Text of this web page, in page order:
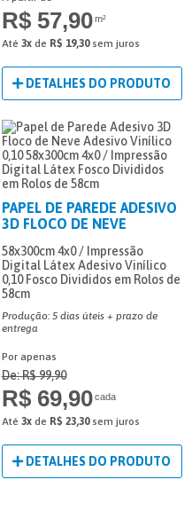
R$ 57,90 m²
Até 3xde R$ 19,30sem juros
DETALHES DO PRODUTO
PAPEL DE PAREDE ADESIVO
3D FLOCO DE NEVE
58x300cm 4x0 / Impressão
Digital Látex Adesivo Vinílico
0,10 Fosco Divididos em Rolos de
58cm
Produção: 5 dias úteis + prazo de
entrega
Por apenas
De: R$ 99,90
R$ 69,90 cada
Até 3xde R$ 23,30sem juros
DETALHES DO PRODUTO